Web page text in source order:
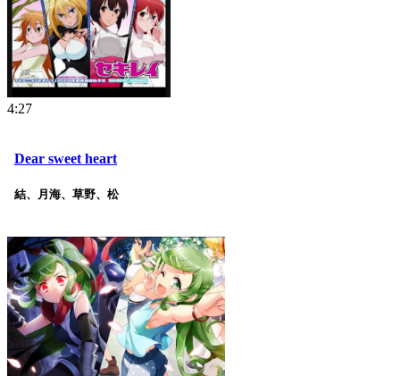
4:27
Dear sweet heart
結、月海、草野、松